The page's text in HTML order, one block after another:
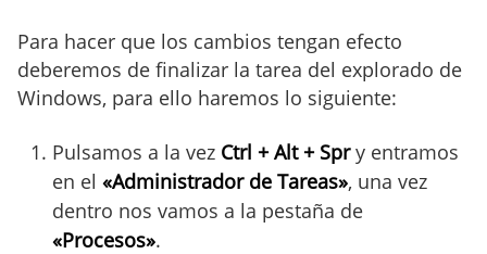
Para hacer que los cambios tengan efecto
deberemos de finalizar la tarea del explorado de
Windows, para ello haremos lo siguiente:
Pulsamos a la vez Ctrl + Alt + Spry entramos
en el «Administrador de Tareas», una vez
dentro nos vamos a la pestaña de
«Procesos».